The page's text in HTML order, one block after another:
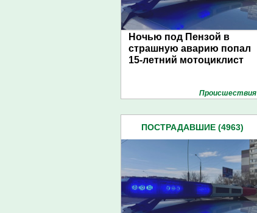
Ночью под Пензой в
страшную аварию попал
15-летний мотоциклист
Проиcшествия
ПОСТРАДАВШИЕ (4963)